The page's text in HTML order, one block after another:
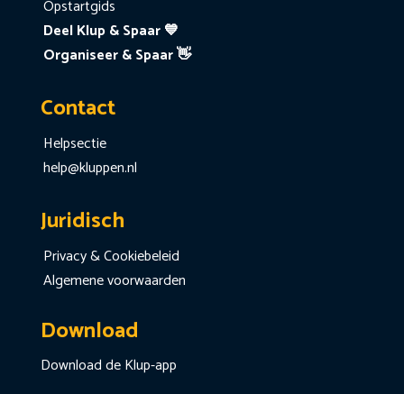
Opstartgids
Deel Klup & Spaar 💙
Organiseer & Spaar 👋
Contact
Helpsectie
help@kluppen.nl
Juridisch
Privacy & Cookiebeleid
Algemene voorwaarden
Download
Download de Klup-app